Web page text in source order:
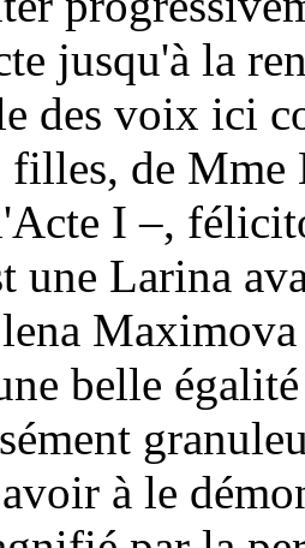
jusqu'à la
des voix ici
filles, de
I –,
une Larina
belle
à le